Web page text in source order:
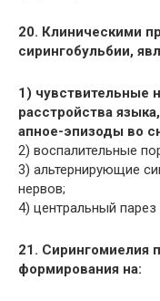
20. Клиническими
сирингобульбии,
1) чувствительные
расстройства
апное-эпизоды во
2) воспалительные
3) альтернирующие
нервов;
4) центральный парез
21. Сирингомиелия
формирования на: